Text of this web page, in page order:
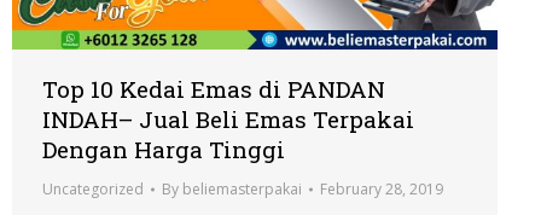
Top 10 Kedai Emas di PANDAN
INDAH– Jual Beli Emas Terpakai
Dengan Harga Tinggi
Uncategorized By beliemasterpakai February 28, 2019